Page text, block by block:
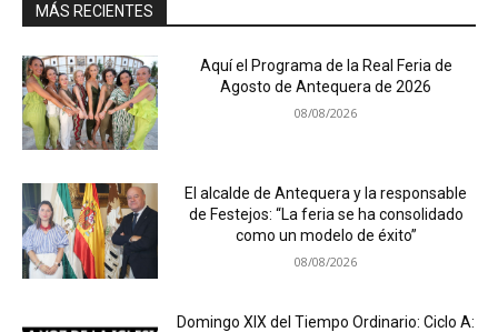
MÁS RECIENTES
Aquí el Programa de la Real Feria de
Agosto de Antequera de 2026
08/08/2026
El alcalde de Antequera y la responsable
de Festejos: “La feria se ha consolidado
como un modelo de éxito”
08/08/2026
Domingo XIX del Tiempo Ordinario: Ciclo A: